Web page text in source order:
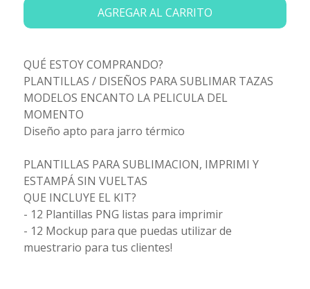
AGREGAR AL CARRITO
QUÉ ESTOY COMPRANDO?
PLANTILLAS / DISEÑOS PARA SUBLIMAR TAZAS
MODELOS ENCANTO LA PELICULA DEL
MOMENTO
Diseño apto para jarro térmico
PLANTILLAS PARA SUBLIMACION, IMPRIMI Y
ESTAMPÁ SIN VUELTAS
QUE INCLUYE EL KIT?
- 12 Plantillas PNG listas para imprimir
- 12 Mockup para que puedas utilizar de
muestrario para tus clientes!